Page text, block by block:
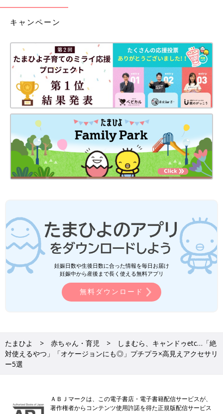
キャンペーン
妊娠日数や生後日数に合った情報を毎日お届け
妊娠中から産後まで長く使える無料アプリ
無料ダウンロード
たまひよ 赤ちゃん・育児
しまむら、キャンドゥetc…「絶
対使えるやつ」「オケージョンにも◎」プチプラ×高見えアクセサリ
ー5選
ＡＢＪマークは、この電子書店・電子書籍配信サービスが、
著作権者からコンテンツ使用許諾を得た正規版配信サービス